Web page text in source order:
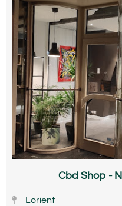
Cbd Shop -
Lorient